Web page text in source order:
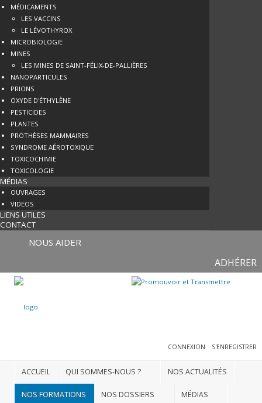
MÉDICAMENTS
LES VACCINS
LE LÉVOTHYROX
MICROBIOLOGIE
MINES
LES MINES DE SAINT-FÉLIX-DE-PALLIÈRES
NANOPARTICULES
PRIONS
OXYDE D'ÉTHYLÈNE
PESTICIDES
PLANTES
PROTHÈSES MAMMAIRES
SYNDROME AÉROTOXIQUE
TOXICOCHIMIE
TOXICOLOGIE
MÉDIAS
OUVRAGES
VIDEOS
LIENS UTILES
CONTACT
NOUS AIDER
ADHÉRER
CONNEXION S'ENREGISTRER
ACCUEIL QUI SOMMES-NOUS ? NOS ACTUALITÉS
NOS FORMATIONS NOS DOSSIERS MÉDIAS